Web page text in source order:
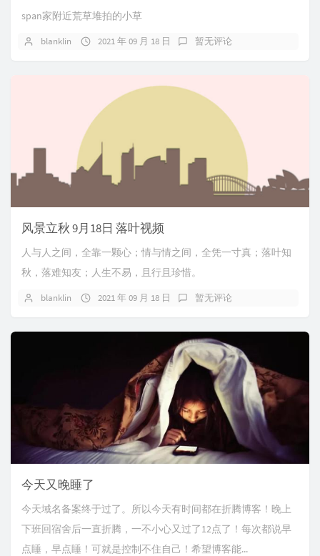
span家附近荒草堆拍的小草
blanklin 2021 年 09 月 18 日 暂无评论
风景立秋 9月18日 落叶视频
人与人之间，全靠一颗心；情与情之间，全凭一寸真；落叶知
秋，落难知友；人生不易，且行且珍惜。
blanklin 2021 年 09 月 18 日 暂无评论
今天又晚睡了
今天域名备案终于过了。所以今天有时间都在折腾博客！晚上
下班回宿舍后一直折腾，一不小心又过了12点了！每次都说早
点睡，早点睡！可就是控制不住自己！希望博客能...